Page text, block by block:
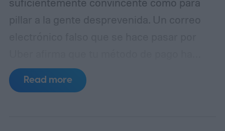
pillar a la gente desprevenida. Un correo
caducado y te insta a actualizar tus datos
de facturación inmediatamente. A simple
Read more